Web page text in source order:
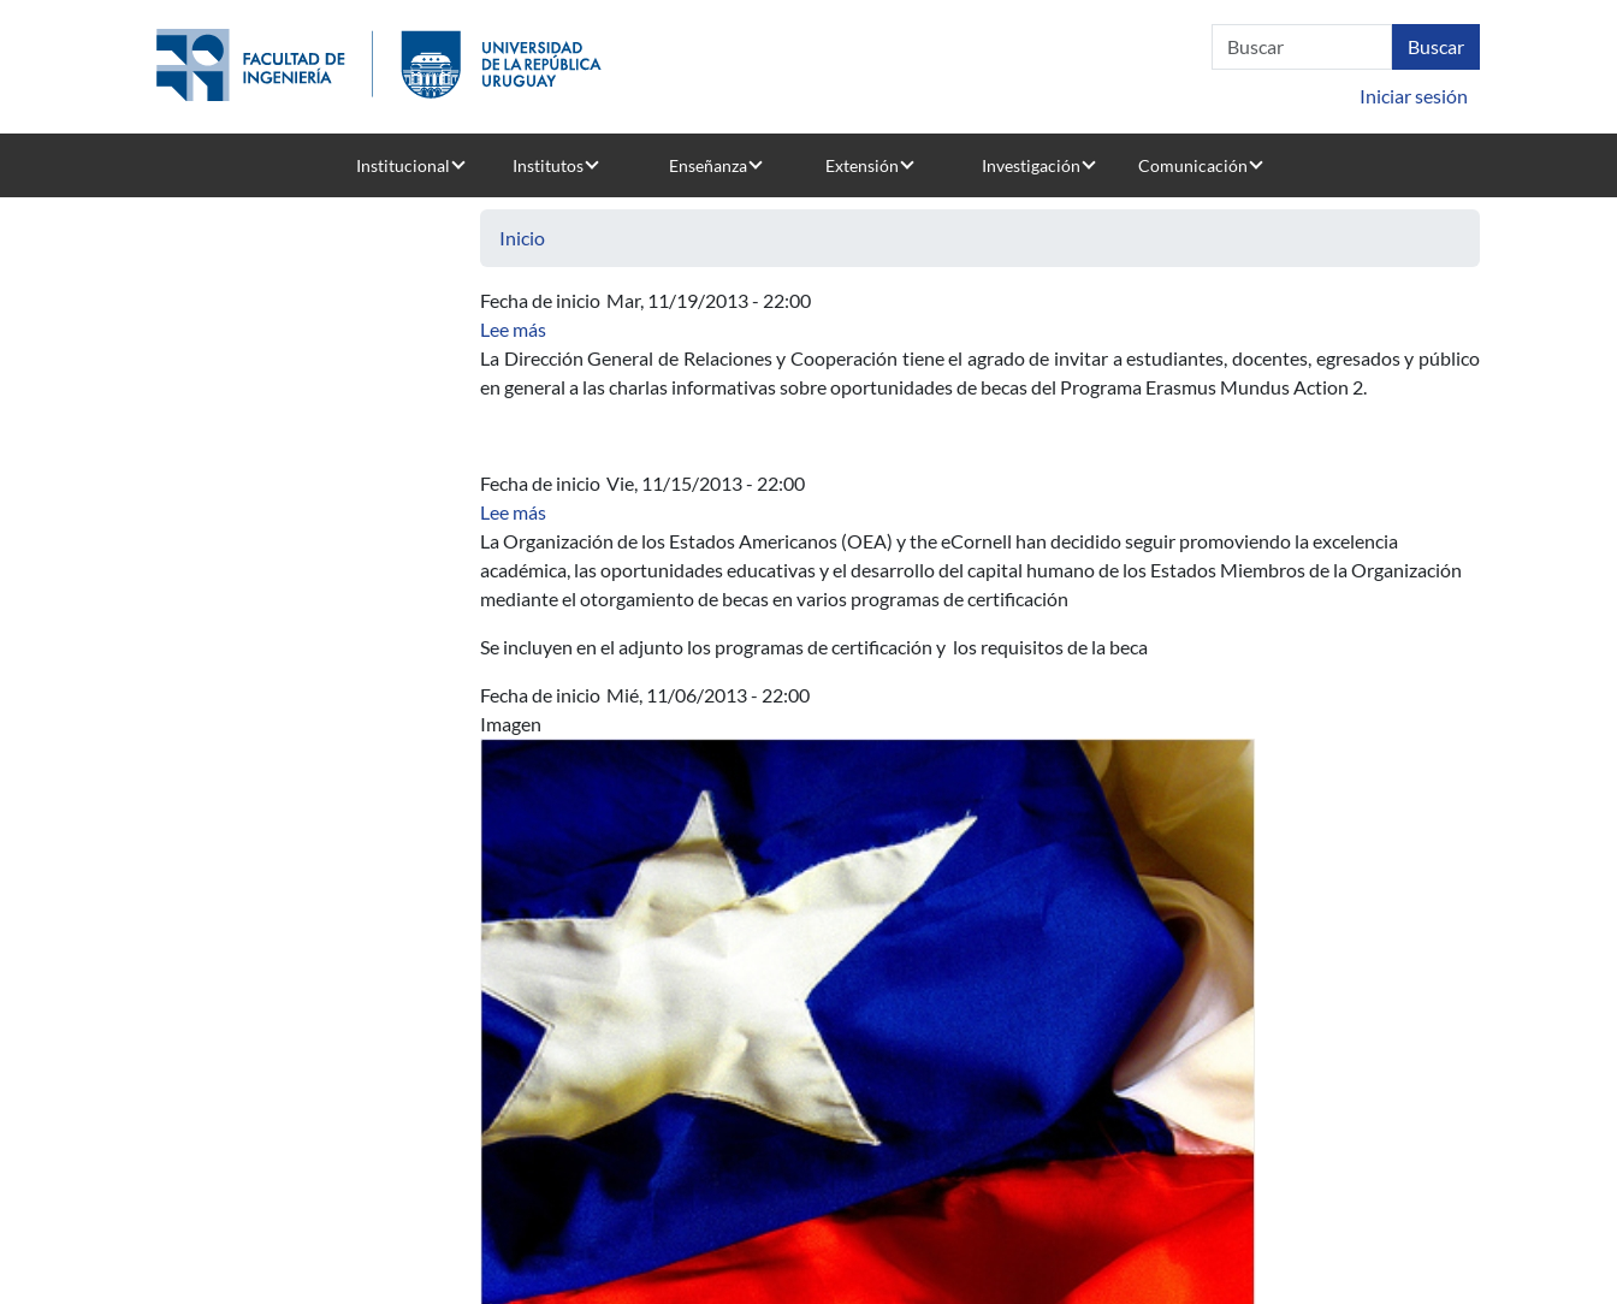
Iniciar sesión
Institucional Institutos Enseñanza Extensión Investigación Comunicación
Inicio
Fecha de inicio Mar, 11/19/2013 - 22:00
Lee mássobre Becas para universidades europeas: Charlas informativas
La Dirección General de Relaciones y Cooperación tiene el agrado de invitar a estudiantes, docentes, egresados y público
en general a las charlas informativas sobre oportunidades de becas del Programa Erasmus Mundus Action 2.
Fecha de inicio Vie, 11/15/2013 - 22:00
Lee mássobre Becas OEA - eCornell
La Organización de los Estados Americanos (OEA) y the eCornell han decidido seguir promoviendo la excelencia
académica, las oportunidades educativas y el desarrollo del capital humano de los Estados Miembros de la Organización
mediante el otorgamiento de becas en varios programas de certificación
Se incluyen en el adjunto los programas de certificación y los requisitos de la beca
Fecha de inicio Mié, 11/06/2013 - 22:00
Imagen